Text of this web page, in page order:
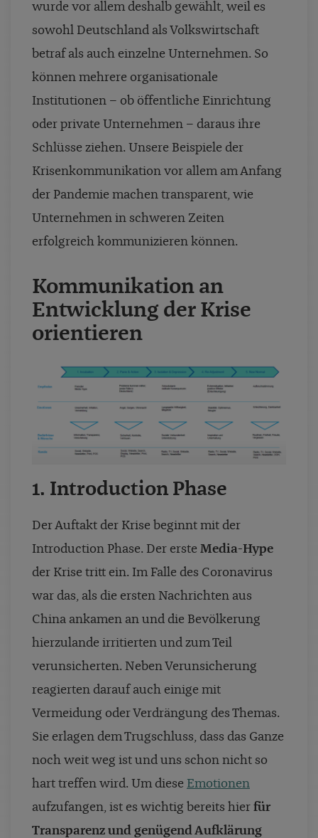
wurde vor allem deshalb gewählt, weil es
sowohl Deutschland als Volkswirtschaft
betraf als auch einzelne Unternehmen. So
können mehrere organisationale
Institutionen – ob öffentliche Einrichtung
oder private Unternehmen – daraus ihre
Schlüsse ziehen. Unsere Beispiele der
Krisenkommunikation vor allem am Anfang
der Pandemie machen transparent, wie
Unternehmen in schweren Zeiten
erfolgreich kommunizieren können.
Kommunikation an
Entwicklung der Krise
orientieren
1. Introduction Phase
Der Auftakt der Krise beginnt mit der
Introduction Phase. Der erste Media-Hype
der Krise tritt ein. Im Falle des Coronavirus
war das, als die ersten Nachrichten aus
China ankamen an und die Bevölkerung
hierzulande irritierten und zum Teil
verunsicherten. Neben Verunsicherung
reagierten darauf auch einige mit
Vermeidung oder Verdrängung des Themas.
Sie erlagen dem Trugschluss, dass das Ganze
noch weit weg ist und uns schon nicht so
hart treffen wird. Um diese Emotionen
aufzufangen, ist es wichtig bereits hier für
Transparenz und genügend Aufklärung